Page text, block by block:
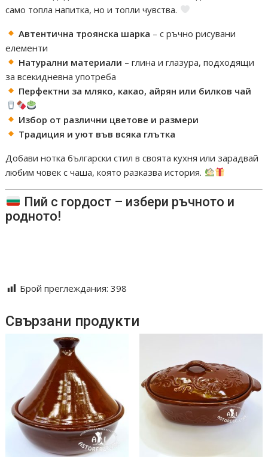
само топла напитка, но и топли чувства.
Автентична троянска шарка – с ръчно рисувани
елементи
Натурални материали – глина и глазура, подходящи
за всекидневна употреба
Перфектни за мляко, какао, айрян или билков чай
Избор от различни цветове и размери
Традиция и уют във всяка глътка
Добави нотка български стил в своята кухня или зарадвай
любим човек с чаша, която разказва история.
Пий с гордост – избери ръчното и
родното!
Брой преглеждания: 398
Свързани продукти